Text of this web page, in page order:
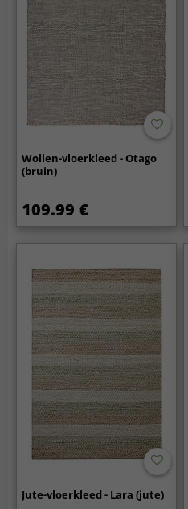
Wollen-vloerkleed - Otago
(bruin)
109.99 €
Jute-vloerkleed - Lara (jute)